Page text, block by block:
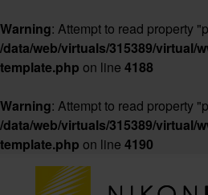
Warning: Attempt to read property
/data/web/virtuals/315389/virtual/
template.php on line 4188
Warning: Attempt to read property
/data/web/virtuals/315389/virtual/
template.php on line 4190